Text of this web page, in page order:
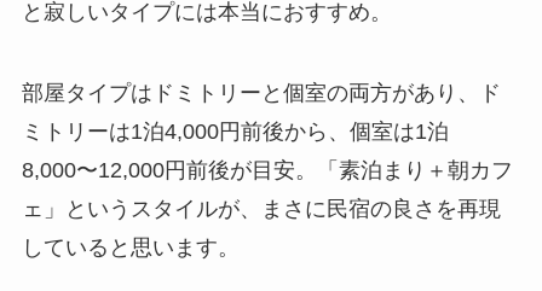
と寂しいタイプには本当におすすめ。
部屋タイプはドミトリーと個室の両方があり、ド
ミトリーは1泊4,000円前後から、個室は1泊
8,000〜12,000円前後が目安。「素泊まり＋朝カフ
ェ」というスタイルが、まさに民宿の良さを再現
していると思います。